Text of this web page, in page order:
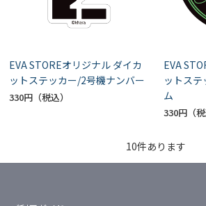
EVA STOREオリジナル ダイカ
ットステッカー/2号機ナンバー
330円
EVA
ットス
ム
330円
10件あります